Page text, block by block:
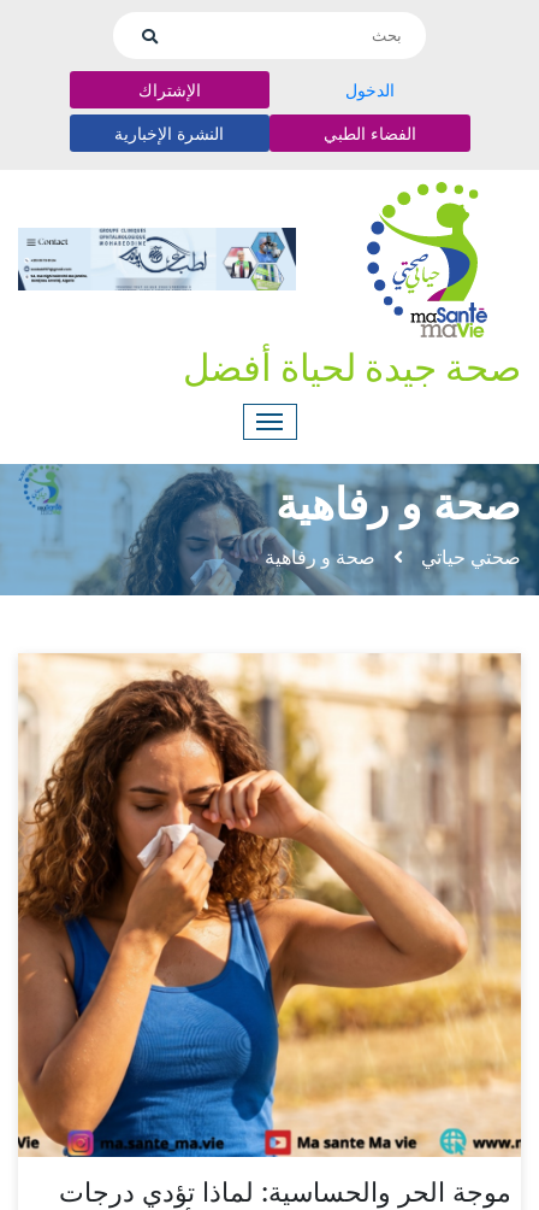
الدخول الإشتراك
الفضاء الطبي النشرة الإخبارية
صحة جيدة لحياة أفضل
صحة و رفاهية
صحتي حياتي صحة و رفاهية
موجة الحر والحساسية: لماذا تؤدي درجات